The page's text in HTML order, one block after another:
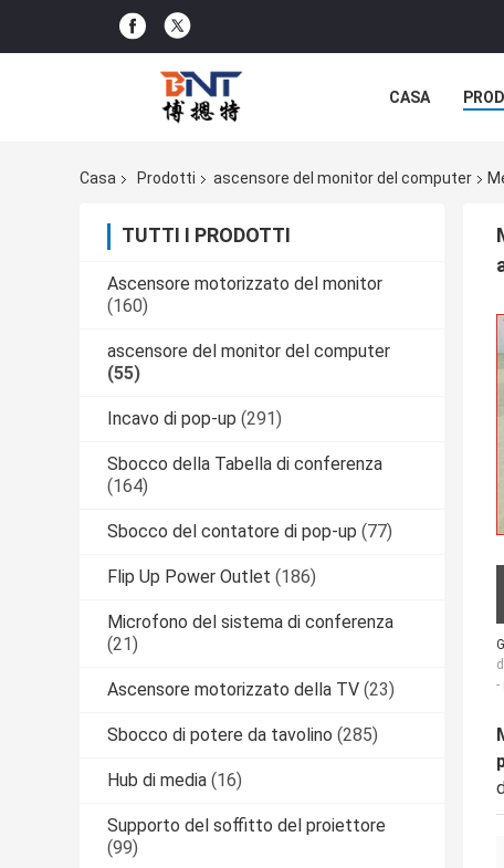
CASA
Casa
Prodotti ascensore del monitor del computer
TUTTI I PRODOTTI
Ascensore motorizzato del monitor
(160)
ascensore del monitor del computer
(55)
Incavo di pop-up (291)
Sbocco della Tabella di conferenza
(164)
Sbocco del contatore di pop-up (77)
Flip Up Power Outlet (186)
Microfono del sistema di conferenza
(21)
Ascensore motorizzato della TV (23)
Sbocco di potere da tavolino (285)
Hub di media (16)
Supporto del soffitto del proiettore
(99)
-